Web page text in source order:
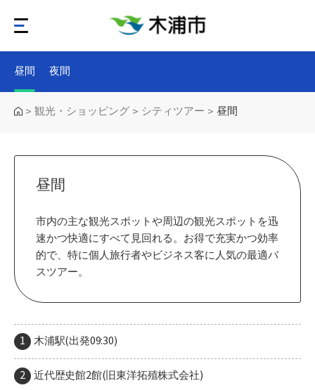
昼間 夜間
> 観光・ショッピング > シティツアー > 昼間
昼間
市内の主な観光スポットや周辺の観光スポットを迅
速かつ快適にすべて見回れる。お得で充実かつ効率
的で、特に個人旅行者やビジネス客に人気の最適バ
スツアー。
木浦駅(出発09:30)
近代歴史館2館(旧東洋拓殖株式会社)